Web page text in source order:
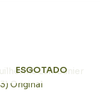
ESGOTADO